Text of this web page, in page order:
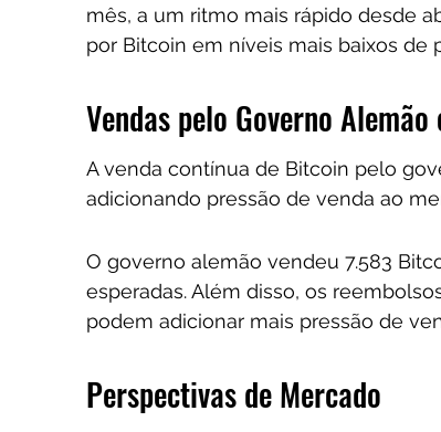
mês, a um ritmo mais rápido desde
por Bitcoin em níveis mais baixos de
Vendas pelo Governo
A venda contínua de Bitcoin pelo
adicionando pressão de venda ao
O governo alemão vendeu 7.583
esperadas. Além disso, os
podem adicionar mais pressão de
Perspectivas de Mercado